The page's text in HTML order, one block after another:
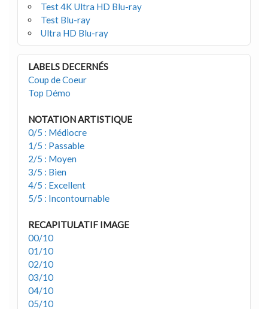
Test 4K Ultra HD Blu-ray
Test Blu-ray
Ultra HD Blu-ray
LABELS DECERNÉS
Coup de Coeur
Top Démo
NOTATION ARTISTIQUE
0/5 : Médiocre
1/5 : Passable
2/5 : Moyen
3/5 : Bien
4/5 : Excellent
5/5 : Incontournable
RECAPITULATIF IMAGE
00/10
01/10
02/10
03/10
04/10
05/10